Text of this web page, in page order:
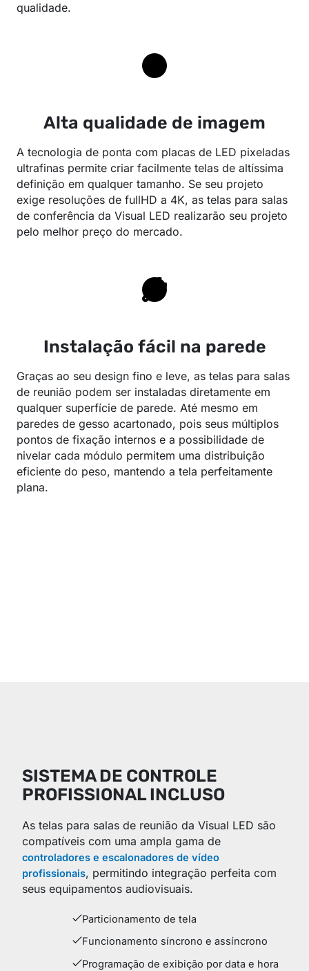
qualidade.
Alta qualidade de imagem
A tecnologia de ponta com placas de LED pixeladas
ultrafinas permite criar facilmente telas de altíssima
definição em qualquer tamanho. Se seu projeto
exige resoluções de fullHD a 4K, as telas para salas
de conferência da Visual LED realizarão seu projeto
pelo melhor preço do mercado.
Instalação fácil na parede
Graças ao seu design fino e leve, as telas para salas
de reunião podem ser instaladas diretamente em
qualquer superfície de parede. Até mesmo em
paredes de gesso acartonado, pois seus múltiplos
pontos de fixação internos e a possibilidade de
nivelar cada módulo permitem uma distribuição
eficiente do peso, mantendo a tela perfeitamente
plana.
SISTEMA DE CONTROLE
PROFISSIONAL INCLUSO
As telas para salas de reunião da Visual LED são
compatíveis com uma ampla gama de
controladores e escalonadores de vídeo
profissionais, permitindo integração perfeita com
seus equipamentos audiovisuais.
Particionamento de tela
Funcionamento síncrono e assíncrono
Programação de exibição por data e hora